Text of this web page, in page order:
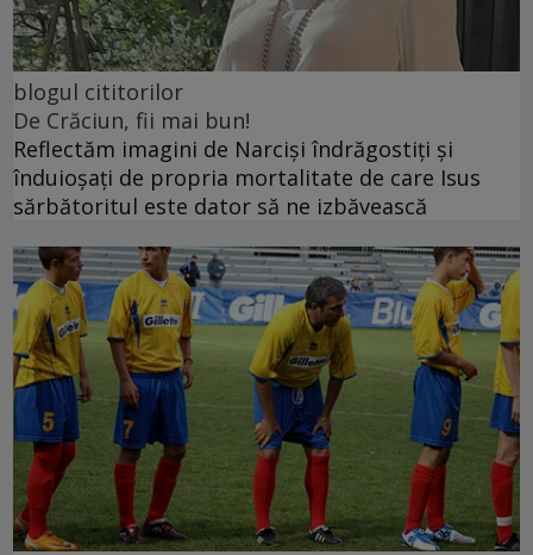
blogul cititorilor
De Crăciun, fii mai bun!
Reflectăm imagini de Narciși îndrăgostiți și
înduioșați de propria mortalitate de care Isus
sărbătoritul este dator să ne izbăvească